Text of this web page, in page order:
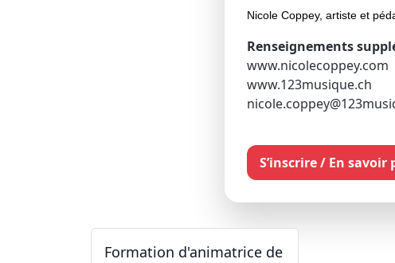
Nicole Coppey, artiste et
Renseignements
www.nicolecoppey.com
www.123musique.ch
S’inscrire / En savoir
Formation d'animatrice de